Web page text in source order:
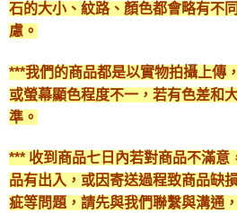
石的大小、紋路、顏色都會略有不
慮。
***我們的商品都是以實物拍攝上傳
或螢幕顯色程度不一，若有色差和
準。
*** 收到商品七日內若對商品不滿意
品有出入，或因寄送過程致商品缺
疵等問題，請先與我們聯繫與溝通